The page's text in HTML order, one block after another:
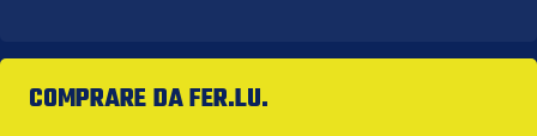
COMPRARE DA FER.LU.